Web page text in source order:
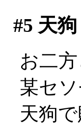
#5 天狗
お二
某セソ
天狗